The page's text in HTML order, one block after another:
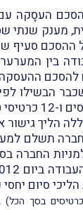
מענק שנתי
ההסכם סעיף
יחסי
30.4.2014 הסכם
תשלם
סיום